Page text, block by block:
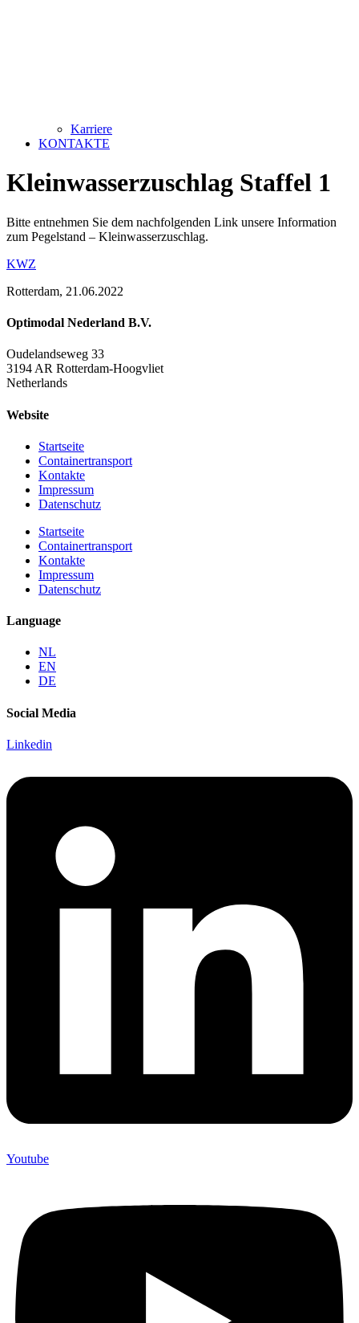
Karriere
KONTAKTE
Kleinwasserzuschlag Staffel 1
Bitte entnehmen Sie dem nachfolgenden Link unsere Information
zum Pegelstand – Kleinwasserzuschlag.
KWZ
Rotterdam, 21.06.2022
Optimodal Nederland B.V.
Oudelandseweg 33
3194 AR Rotterdam-Hoogvliet
Netherlands
Website
Startseite
Containertransport
Kontakte
Impressum
Datenschutz
Startseite
Containertransport
Kontakte
Impressum
Datenschutz
Language
NL
EN
DE
Social Media
Linkedin
Youtube